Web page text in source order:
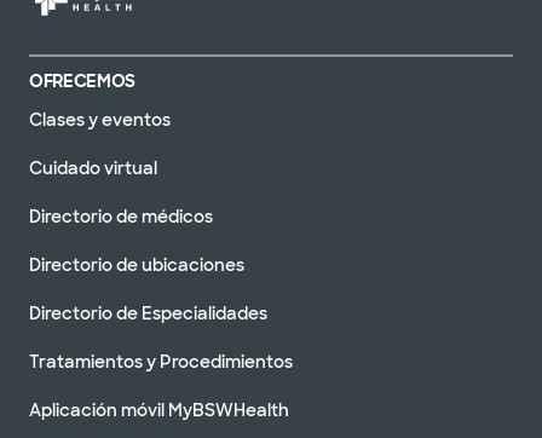
OFRECEMOS
Clases y eventos
Cuidado virtual
Directorio de médicos
Directorio de ubicaciones
Directorio de Especialidades
Tratamientos y Procedimientos
Aplicación móvil MyBSWHealth